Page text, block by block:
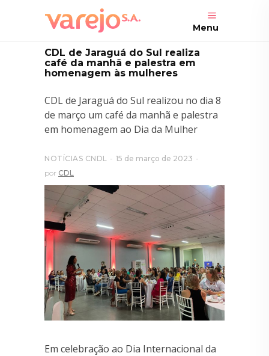
Menu
CDL de Jaraguá do Sul realiza
café da manhã e palestra em
homenagem às mulheres
CDL de Jaraguá do Sul realizou no dia 8
de março um café da manhã e palestra
em homenagem ao Dia da Mulher
NOTÍCIAS CNDL
15 de março de 2023
por CDL
Em celebração ao Dia Internacional da